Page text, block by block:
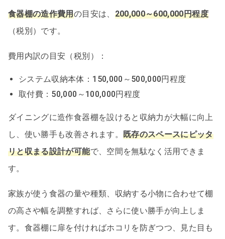
食器棚の造作費用の目安は、 200,000～600,000円程度
（税別）です。
費用内訳の目安（税別）：
システム収納本体：150,000～500,000円程度
取付費：50,000～100,000円程度
ダイニングに造作食器棚を設けると収納力が大幅に向上
し、使い勝手も改善されます。 既存のスペースにピッタ
リと収まる設計が可能で、空間を無駄なく活用できま
す。
家族が使う食器の量や種類、収納する小物に合わせて棚
の高さや幅を調整すれば、さらに使い勝手が向上しま
す。食器棚に扉を付ければホコリを防ぎつつ、見た目も